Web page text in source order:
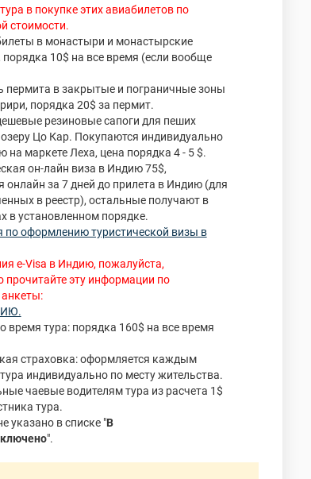
в покупке этих авиабилетов по
стоимости.
в монастыри и монастырские
10$ на все время (если вообще
пермита в закрытые и пограничные зоны
порядка 20$ за пермит.
резиновые сапоги для пеших
озеру Цо Кар. Покупаются индивидуально
на маркете Леха, цена порядка 4 - 5 $.
он-лайн виза в Индию 75$,
онлайн за 7 дней до прилета в Индию (для
в реестр), остальные получают в
в установленном порядке.
оформлению туристической визы в
e-Visa в Индию, пожалуйста,
прочитайте эту информации по
время тура: порядка 160$ на все время
страховка: оформляется каждым
индивидуально по месту жительства.
чаевые водителям тура из расчета 1$
тура.
указано в списке "В
".